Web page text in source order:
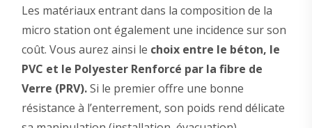
Les matériaux entrant dans la composition de la
micro station ont également une incidence sur son
coût. Vous aurez ainsi le choix entre le béton, le
PVC et le Polyester Renforcé par la fibre de
Verre (PRV).Si le premier offre une bonne
résistance à l’enterrement, son poids rend délicate